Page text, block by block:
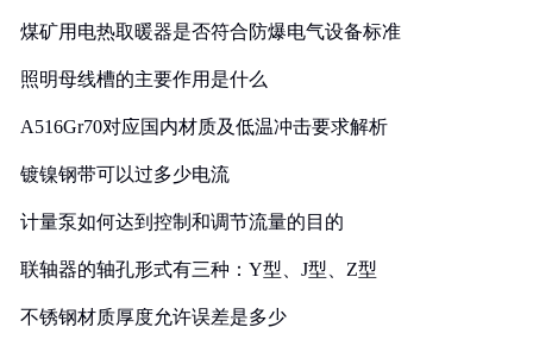
煤矿用电热取暖器是否符合防爆电气设备标准
照明母线槽的主要作用是什么
A516Gr70对应国内材质及低温冲击要求解析
镀镍钢带可以过多少电流
计量泵如何达到控制和调节流量的目的
联轴器的轴孔形式有三种：Y型、J型、Z型
不锈钢材质厚度允许误差是多少